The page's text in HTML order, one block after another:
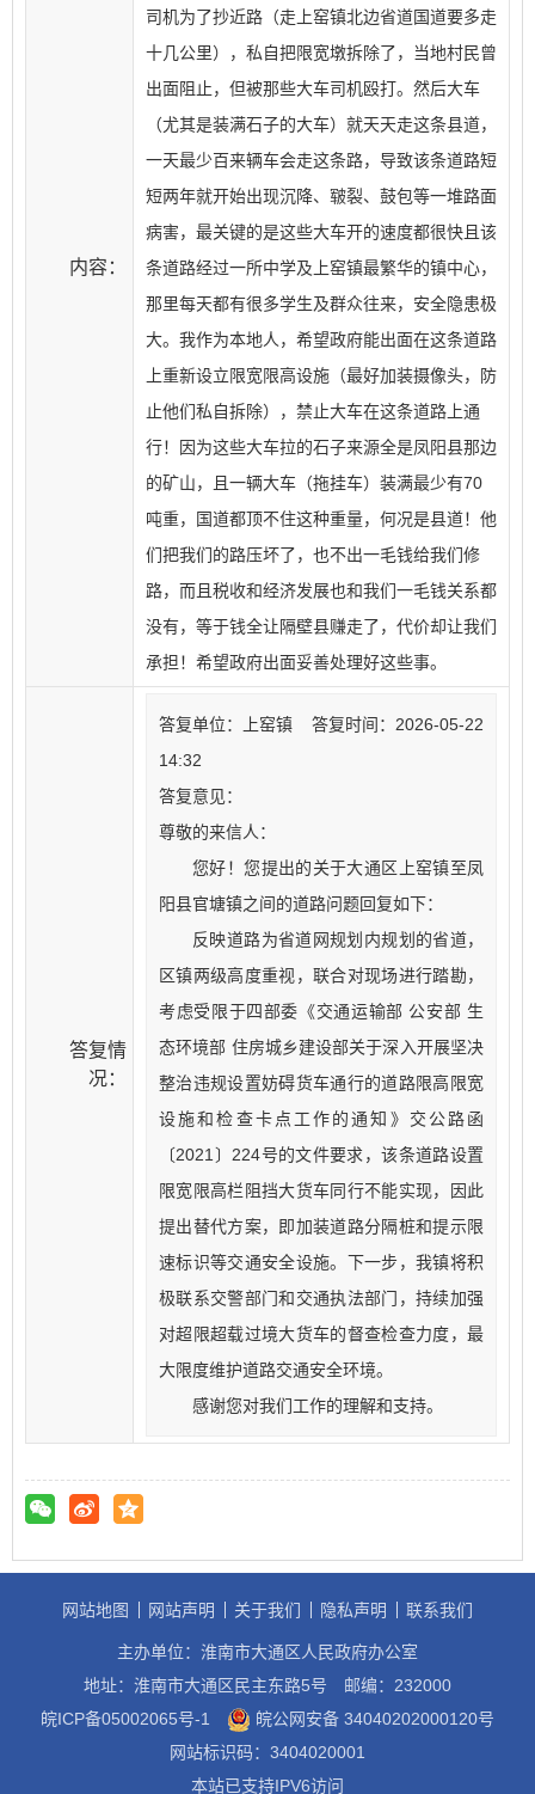
内容：
司机为了抄近路（走上窑镇北边省道国道要多走
十几公里），私自把限宽墩拆除了，当地村民曾
出面阻止，但被那些大车司机殴打。然后大车
（尤其是装满石子的大车）就天天走这条县道，
一天最少百来辆车会走这条路，导致该条道路短
短两年就开始出现沉降、皲裂、鼓包等一堆路面
病害，最关键的是这些大车开的速度都很快且该
条道路经过一所中学及上窑镇最繁华的镇中心，
那里每天都有很多学生及群众往来，安全隐患极
大。我作为本地人，希望政府能出面在这条道路
上重新设立限宽限高设施（最好加装摄像头，防
止他们私自拆除），禁止大车在这条道路上通
行！因为这些大车拉的石子来源全是凤阳县那边
的矿山，且一辆大车（拖挂车）装满最少有70
吨重，国道都顶不住这种重量，何况是县道！他
们把我们的路压坏了，也不出一毛钱给我们修
路，而且税收和经济发展也和我们一毛钱关系都
没有，等于钱全让隔壁县赚走了，代价却让我们
承担！希望政府出面妥善处理好这些事。
答复情
况：
答复单位：上窑镇 答复时间：2026-05-22
14:32
答复意见：
尊敬的来信人：
您好！您提出的关于大通区上窑镇至凤
阳县官塘镇之间的道路问题回复如下：
反映道路为省道网规划内规划的省道，
区镇两级高度重视，联合对现场进行踏勘，
考虑受限于四部委《交通运输部 公安部 生
态环境部 住房城乡建设部关于深入开展坚决
整治违规设置妨碍货车通行的道路限高限宽
设施和检查卡点工作的通知》交公路函
〔2021〕224号的文件要求，该条道路设置
限宽限高栏阻挡大货车同行不能实现，因此
提出替代方案，即加装道路分隔桩和提示限
速标识等交通安全设施。下一步，我镇将积
极联系交警部门和交通执法部门，持续加强
对超限超载过境大货车的督查检查力度，最
大限度维护道路交通安全环境。
感谢您对我们工作的理解和支持。
网站地图 网站声明 关于我们 隐私声明 联系我们
主办单位：淮南市大通区人民政府办公室
地址：淮南市大通区民主东路5号
邮编：232000
皖ICP备05002065号-1
皖公网安备 34040202000120号
网站标识码：3404020001
本站已支持IPV6访问